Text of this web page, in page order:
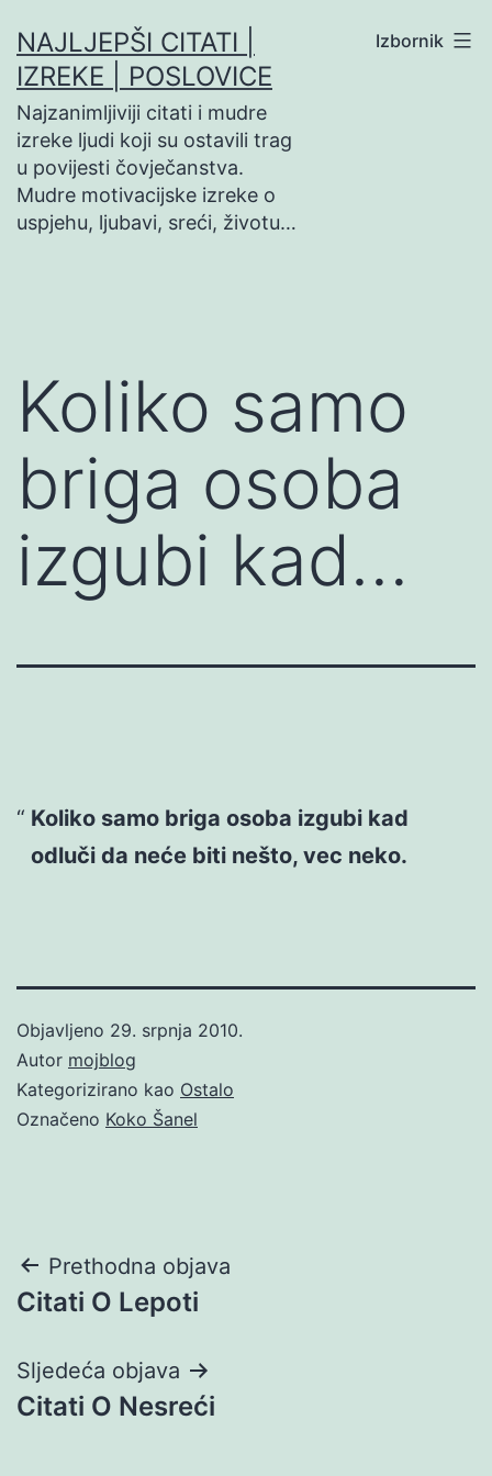
na
sadržaj
NAJLJEPŠI CITATI |
IZREKE | POSLOVICE
Najzanimljiviji citati i mudre
izreke ljudi koji su ostavili trag
u povijesti čovječanstva.
Mudre motivacijske izreke o
uspjehu, ljubavi, sreći, životu…
Izbornik
Koliko samo
briga osoba
izgubi kad…
Koliko samo briga osoba izgubi kad
odluči da neće biti nešto, vec neko.
Objavljeno 29. srpnja 2010.
Autor mojblog
Kategorizirano kao Ostalo
Označeno Koko Šanel
Navigacija
objava
Prethodna objava
Citati O Lepoti
Sljedeća objava
Citati O Nesreći